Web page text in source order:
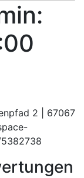
2 | 67067